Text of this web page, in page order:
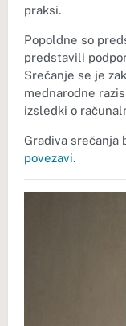
praksi.
Popoldne so
predstavili
Srečanje se je
mednarodne
izsledki o
Gradiva srečanja
povezavi.